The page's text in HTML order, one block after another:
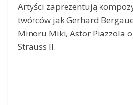
Artyści zaprezentują
twórców jak Gerhard
Minoru Miki, Astor Piazzola
Strauss lI.